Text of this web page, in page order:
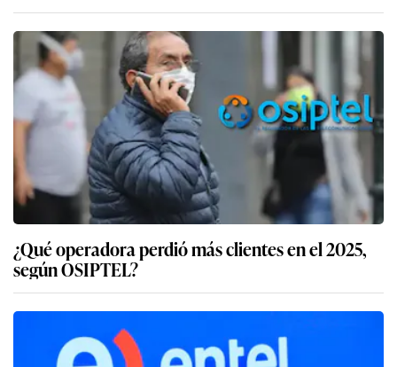
¿Qué operadora perdió más clientes en el 2025,
según OSIPTEL?